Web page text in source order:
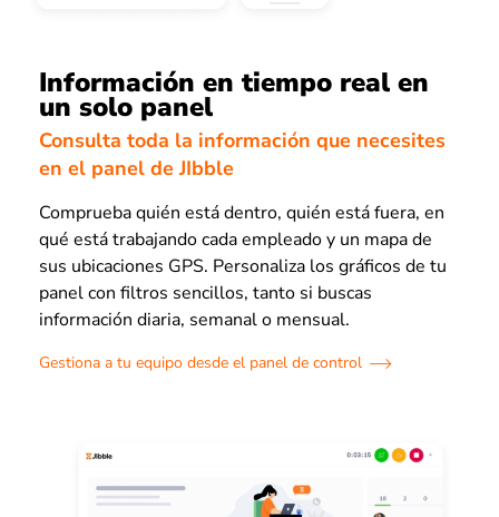
Información en tiempo real en
un solo panel
Consulta toda la información que necesites
en el panel de JIbble
Comprueba quién está dentro, quién está fuera, en
qué está trabajando cada empleado y un mapa de
sus ubicaciones GPS. Personaliza los gráficos de tu
panel con filtros sencillos, tanto si buscas
información diaria, semanal o mensual.
Gestiona a tu equipo desde el panel de control